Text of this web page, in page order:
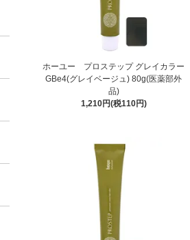
ホーユー プロステップ グレイカラー
GBe4(グレイベージュ) 80g(医薬部外
品)
1,210円(税110円)